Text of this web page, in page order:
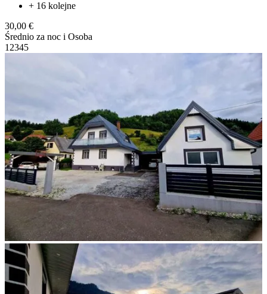
+ 16 kolejne
30,00 €
Średnio za noc i Osoba
1 2345